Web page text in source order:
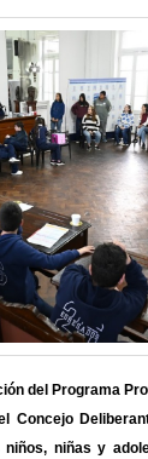
del Programa
Concejo
niñas y